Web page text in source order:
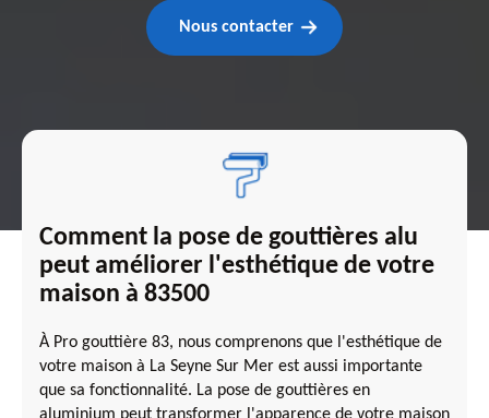
Nous contacter
Comment la pose de gouttières alu
peut améliorer l'esthétique de votre
maison à 83500
À Pro gouttière 83, nous comprenons que l'esthétique de
votre maison à La Seyne Sur Mer est aussi importante
que sa fonctionnalité. La pose de gouttières en
aluminium peut transformer l'apparence de votre maison